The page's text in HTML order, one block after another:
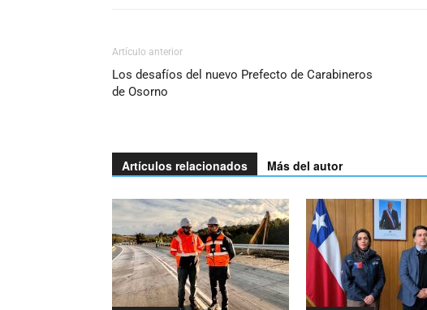
Artículo anterior
Los desafíos del nuevo Prefecto de Carabineros
de Osorno
Artículos relacionados Más del autor